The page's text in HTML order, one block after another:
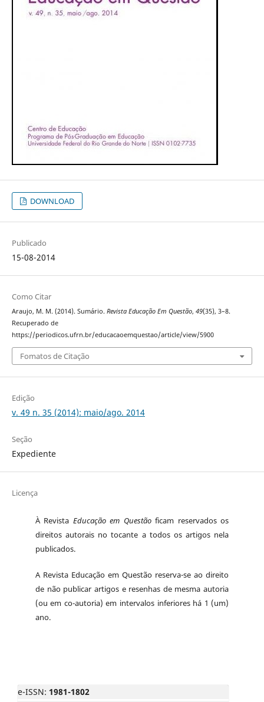
DOWNLOAD
Publicado
15-08-2014
Como Citar
Araujo, M. M. (2014). Sumário. Revista Educação Em Questão, 49(35), 3–8.
Recuperado de
https://periodicos.ufrn.br/educacaoemquestao/article/view/5900
Fomatos de Citação
Edição
v. 49 n. 35 (2014): maio/ago. 2014
Seção
Expediente
Licença
À Revista Educação em Questãoficam reservados os
direitos autorais no tocante a todos os artigos nela
publicados.
A Revista Educação em Questão reserva-se ao direito
de não publicar artigos e resenhas de mesma autoria
(ou em co-autoria) em intervalos inferiores há 1 (um)
ano.
e-ISSN: 1981-1802